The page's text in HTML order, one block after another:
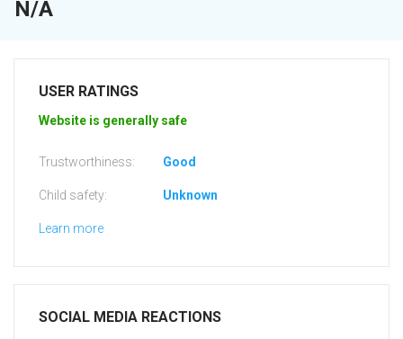
N/A
USER RATINGS
Website is generally safe
Trustworthiness: Good
Child safety: Unknown
Learn more
SOCIAL MEDIA REACTIONS